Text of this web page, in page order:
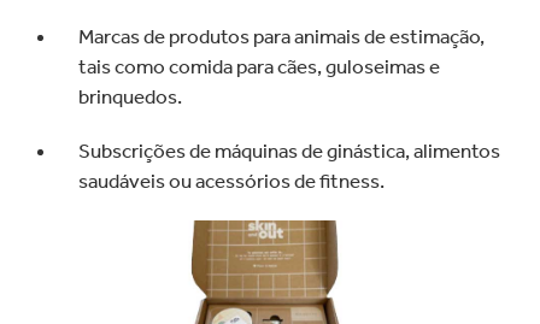
Marcas de produtos para animais de estimação,
tais como comida para cães, guloseimas e
brinquedos.
Subscrições de máquinas de ginástica, alimentos
saudáveis ou acessórios de fitness.